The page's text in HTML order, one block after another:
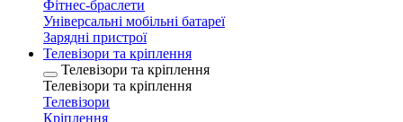
Фітнес-браслети
Універсальні мобільні батареї
Зарядні пристрої
Телевізори та кріплення
Телевізори та кріплення
Телевізори та кріплення
Телевізори
Кріплення